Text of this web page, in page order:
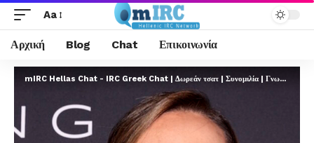
Aa
Αρχική Blog Chat Επικοινωνία
mIRC Hellas Chat - IRC Greek Chat | Δωρεάν τσατ | Συνομιλία | Γνωριμίες | FREE